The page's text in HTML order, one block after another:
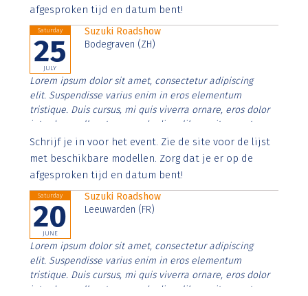
afgesproken tijd en datum bent!
Saturday
25
JULY
Suzuki Roadshow
Bodegraven (ZH)
Lorem ipsum dolor sit amet, consectetur adipiscing
elit. Suspendisse varius enim in eros elementum
tristique. Duis cursus, mi quis viverra ornare, eros dolor
interdum nulla, ut commodo diam libero vitae erat.
Aenean faucibus nibh et justo cursus id rutrum lorem
imperdiet. Nunc ut sem vitae risus tristique posuere.
Schrijf je in voor het event. Zie de site voor de lijst
met beschikbare modellen. Zorg dat je er op de
afgesproken tijd en datum bent!
Saturday
20
JUNE
Suzuki Roadshow
Leeuwarden (FR)
Lorem ipsum dolor sit amet, consectetur adipiscing
elit. Suspendisse varius enim in eros elementum
tristique. Duis cursus, mi quis viverra ornare, eros dolor
interdum nulla, ut commodo diam libero vitae erat.